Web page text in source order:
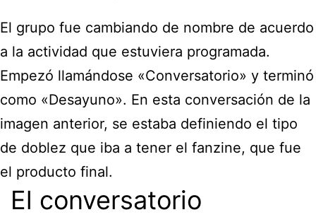
El grupo fue cambiando de nombre de acuerdo
a la actividad que estuviera programada.
Empezó llamándose «Conversatorio» y terminó
como «Desayuno». En esta conversación de la
imagen anterior, se estaba definiendo el tipo
de doblez que iba a tener el fanzine, que fue
el producto final.
El conversatorio